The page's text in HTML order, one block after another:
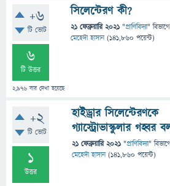
+6
টি ভোট
6
টি উত্তর
2,976 বার দেখা হয়েছে
সিলেন্টেরণ কী?
21 ফেব্রুয়ারি 2021 "প্রাণিবিদ্যা" বিভাগে
মেহেদী হাসান (141,860 পয়েন্ট)
+2
টি ভোট
1
উত্তর
হাইড্রার সিলেন্টেরণকে
গ্যাস্ট্রোভাস্কুলার গহ্বর
21 ফেব্রুয়ারি 2021 "প্রাণিবিদ্যা"
মেহেদী হাসান (141,860 পয়েন্ট)